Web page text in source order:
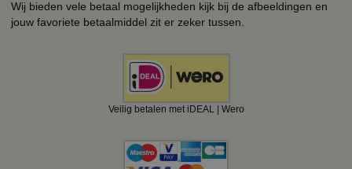
Wij bieden vele betaal mogelijkheden kijk bij de afbeeldingen en
jouw favoriete betaalmiddel zit er zeker tussen.
Veilig betalen met iDEAL | Wero